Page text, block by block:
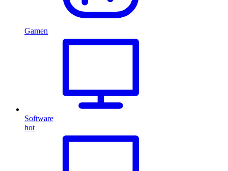
Gamen
Software
hot